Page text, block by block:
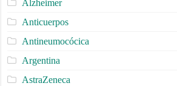
Alzheimer
Anticuerpos
Antineumocócica
Argentina
AstraZeneca